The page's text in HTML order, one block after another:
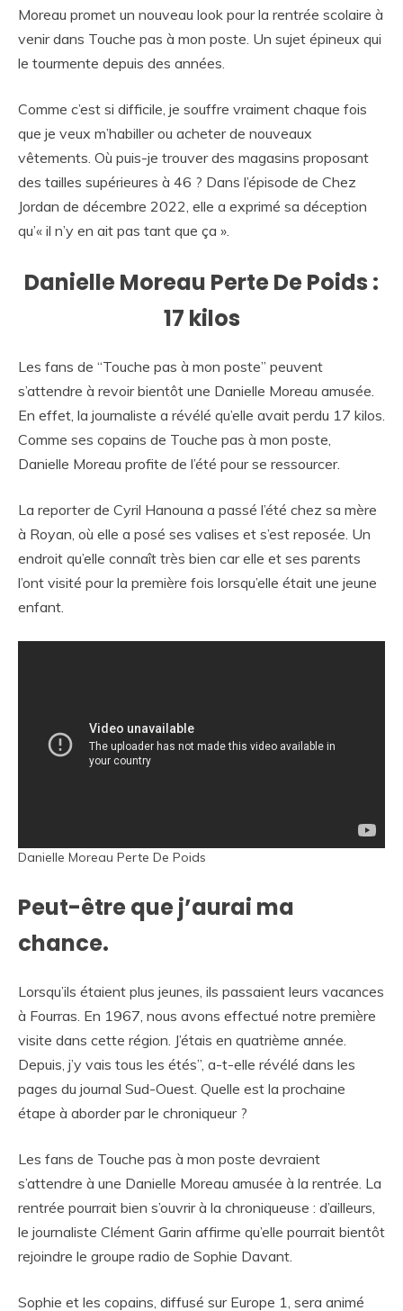
Moreau promet un nouveau look pour la rentrée scolaire à
venir dans Touche pas à mon poste. Un sujet épineux qui
le tourmente depuis des années.
Comme c’est si difficile, je souffre vraiment chaque fois
que je veux m’habiller ou acheter de nouveaux
vêtements. Où puis-je trouver des magasins proposant
des tailles supérieures à 46 ? Dans l’épisode de Chez
Jordan de décembre 2022, elle a exprimé sa déception
qu’« il n’y en ait pas tant que ça ».
Danielle Moreau Perte De Poids :
17 kilos
Les fans de “Touche pas à mon poste” peuvent
s’attendre à revoir bientôt une Danielle Moreau amusée.
En effet, la journaliste a révélé qu’elle avait perdu 17 kilos.
Comme ses copains de Touche pas à mon poste,
Danielle Moreau profite de l’été pour se ressourcer.
La reporter de Cyril Hanouna a passé l’été chez sa mère
à Royan, où elle a posé ses valises et s’est reposée. Un
endroit qu’elle connaît très bien car elle et ses parents
l’ont visité pour la première fois lorsqu’elle était une jeune
enfant.
Danielle Moreau Perte De Poids
Peut-être que j’aurai ma
chance.
Lorsqu’ils étaient plus jeunes, ils passaient leurs vacances
à Fourras. En 1967, nous avons effectué notre première
visite dans cette région. J’étais en quatrième année.
Depuis, j’y vais tous les étés”, a-t-elle révélé dans les
pages du journal Sud-Ouest. Quelle est la prochaine
étape à aborder par le chroniqueur ?
Les fans de Touche pas à mon poste devraient
s’attendre à une Danielle Moreau amusée à la rentrée. La
rentrée pourrait bien s’ouvrir à la chroniqueuse : d’ailleurs,
le journaliste Clément Garin affirme qu’elle pourrait bientôt
rejoindre le groupe radio de Sophie Davant.
Sophie et les copains, diffusé sur Europe 1, sera animé